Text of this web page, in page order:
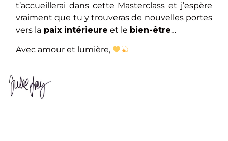
t’accueillerai dans cette Masterclass et j’espère
vraiment que tu y trouveras de nouvelles portes
vers la paix intérieure et le bien-être…
Avec amour et lumière,